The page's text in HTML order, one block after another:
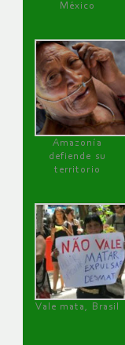
México
Amazonía
defiende su
territorio
Vale mata, Brasil